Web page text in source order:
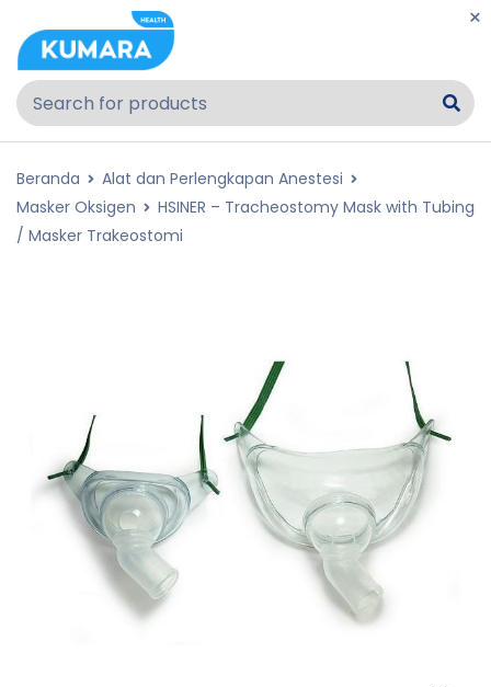
Beranda
Alat dan Perlengkapan Anestesi
Masker Oksigen
HSINER – Tracheostomy Mask with Tubing
/ Masker Trakeostomi